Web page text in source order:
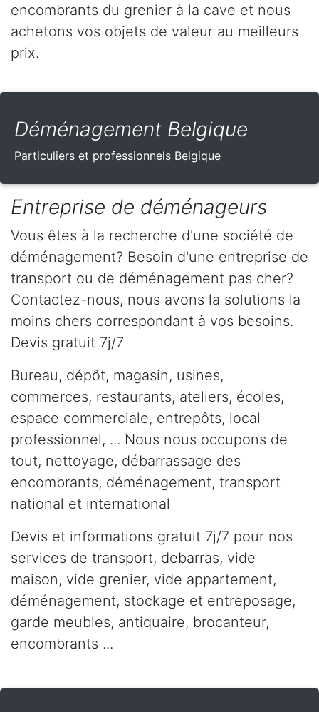
encombrants du grenier à la cave et nous
achetons vos objets de valeur au meilleurs
prix.
Déménagement Belgique
Particuliers et professionnels Belgique
Entreprise de déménageurs
Vous êtes à la recherche d'une société de
déménagement? Besoin d'une entreprise de
transport ou de déménagement pas cher?
Contactez-nous, nous avons la solutions la
moins chers correspondant à vos besoins.
Devis gratuit 7j/7
Bureau, dépôt, magasin, usines,
commerces, restaurants, ateliers, écoles,
espace commerciale, entrepôts, local
professionnel, ... Nous nous occupons de
tout, nettoyage, débarrassage des
encombrants, déménagement, transport
national et international
Devis et informations gratuit 7j/7 pour nos
services de transport, debarras, vide
maison, vide grenier, vide appartement,
déménagement, stockage et entreposage,
garde meubles, antiquaire, brocanteur,
encombrants ...